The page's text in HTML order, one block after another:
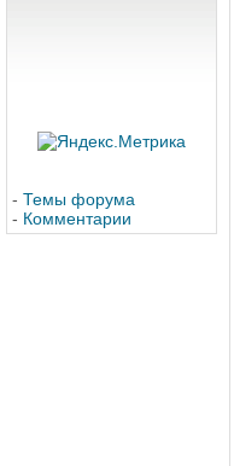
- Темы форума
- Комментарии